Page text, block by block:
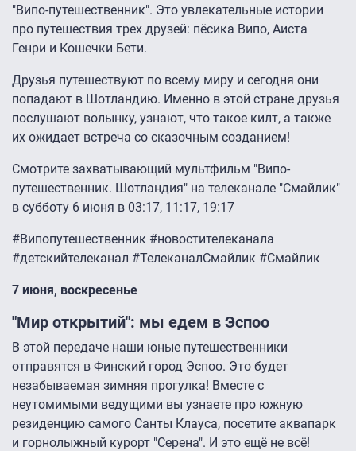
"Випо-путешественник". Это увлекательные истории
про путешествия трех друзей: пёсика Випо, Аиста
Генри и Кошечки Бети.
Друзья путешествуют по всему миру и сегодня они
попадают в Шотландию. Именно в этой стране друзья
послушают волынку, узнают, что такое килт, а также
их ожидает встреча со сказочным созданием!
Смотрите захватывающий мультфильм "Випо-
путешественник. Шотландия" на телеканале "Смайлик"
в субботу 6 июня в 03:17, 11:17, 19:17
#Випопутешественник #новостителеканала
#детскийтелеканал #ТелеканалСмайлик #Смайлик
7 июня, воскресенье
"Мир открытий": мы едем в Эспоо
В этой передаче наши юные путешественники
отправятся в Финский город Эспоо. Это будет
незабываемая зимняя прогулка! Вместе с
неутомимыми ведущими вы узнаете про южную
резиденцию самого Санты Клауса, посетите аквапарк
и горнолыжный курорт "Серена". И это ещё не всё!